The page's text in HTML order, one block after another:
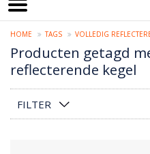
HOME TAGS VOLLEDIG
Producten getagd
reflecterende kegel
FILTER